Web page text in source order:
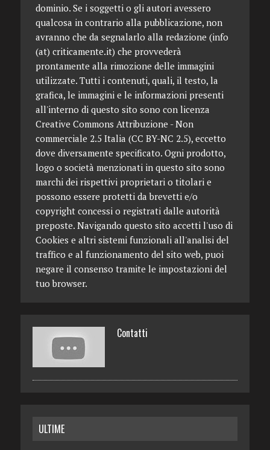
dominio. Se i soggetti o gli autori avessero
qualcosa in contrario alla pubblicazione, non
avranno che da segnalarlo alla redazione (info
(at) criticamente.it) che provvederà
prontamente alla rimozione delle immagini
utilizzate. Tutti i contenuti, quali, il testo, la
grafica, le immagini e le informazioni presenti
all'interno di questo sito sono con licenza
Creative Commons Attribuzione - Non
commerciale 2.5 Italia (CC BY-NC 2.5), eccetto
dove diversamente specificato. Ogni prodotto,
logo o società menzionati in questo sito sono
marchi dei rispettivi proprietari o titolari e
possono essere protetti da brevetti e/o
copyright concessi o registrati dalle autorità
preposte. Navigando questo sito accetti l'uso di
Cookies e altri sistemi funzionali all'analisi del
traffico e al funzionamento del sito web, puoi
negare il consenso tramite le impostazioni del
tuo browser.
Contatti
ULTIME